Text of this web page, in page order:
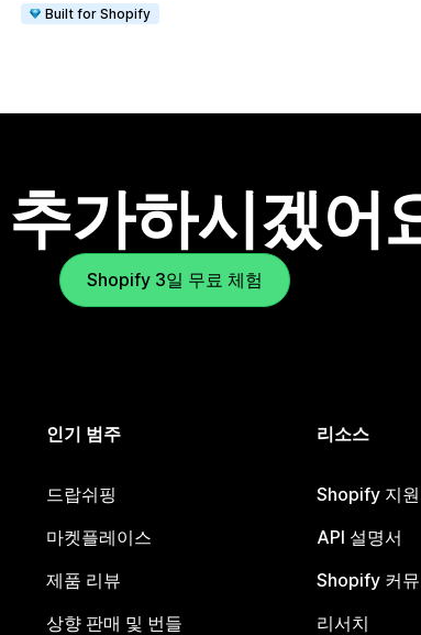
Built for Shopify
가하시겠어
Shopify 3일 무료 체험
인기 범주
드랍쉬핑
마켓플레이스
제품 리뷰
상향 판매 및 번들
리소스
Shopify 지원
API 설명서
Shopify 커
리서치